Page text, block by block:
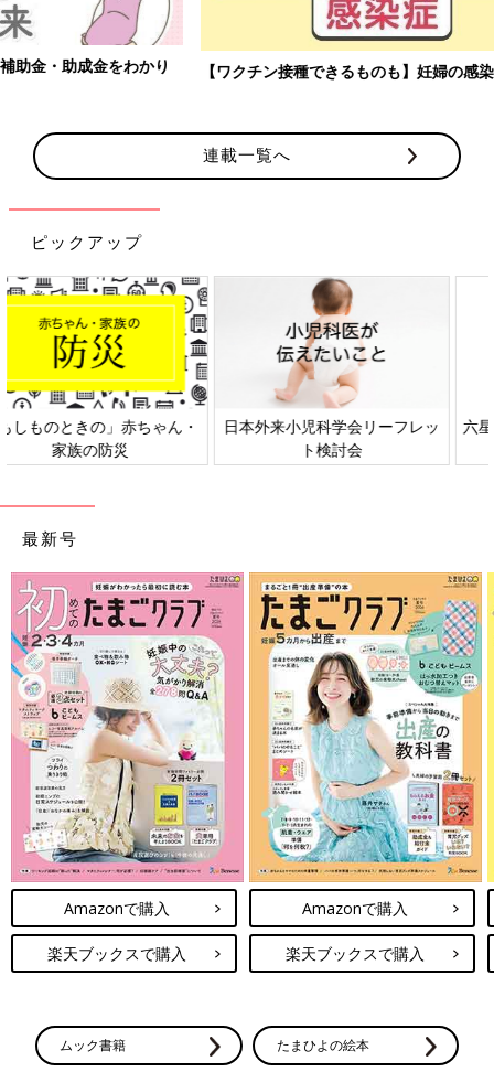
【ワクチン接種できるものも】妊婦の感染症対策、知っておいて！
連載一覧へ
ピックアップ
日本外来小児科学会リーフレッ
ト検討会
六星占術 細木かおりさんの人生
相談
最新号
Amazonで購入
楽天ブックスで購入
Amazonで購入
楽天ブックスで購入
ムック書籍 たまひよの絵本